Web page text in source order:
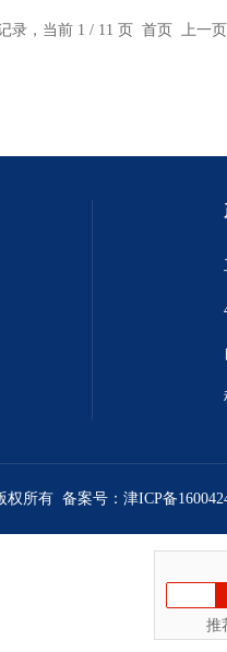
录，当前 1 / 11 页 首页 上一页
权所有 备案号： 津ICP备
推